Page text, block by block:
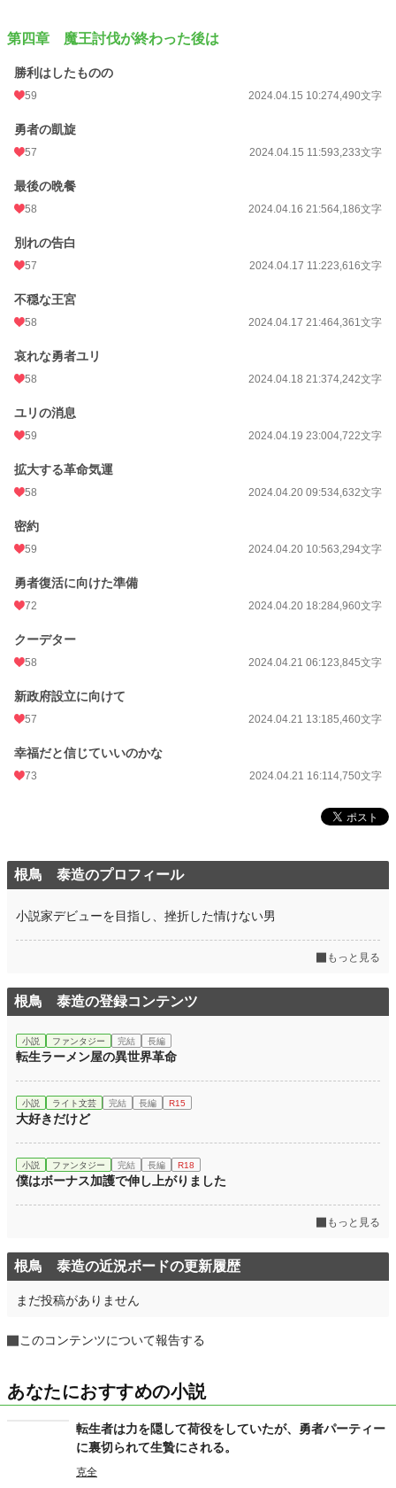
第四章 魔王討伐が終わった後は
勝利はしたものの
59 2024.04.15 10:274,490文字
勇者の凱旋
57 2024.04.15 11:593,233文字
最後の晩餐
58 2024.04.16 21:564,186文字
別れの告白
57 2024.04.17 11:223,616文字
不穏な王宮
58 2024.04.17 21:464,361文字
哀れな勇者ユリ
58 2024.04.18 21:374,242文字
ユリの消息
59 2024.04.19 23:004,722文字
拡大する革命気運
58 2024.04.20 09:534,632文字
密約
59 2024.04.20 10:563,294文字
勇者復活に向けた準備
72 2024.04.20 18:284,960文字
クーデター
58 2024.04.21 06:123,845文字
新政府設立に向けて
57 2024.04.21 13:185,460文字
幸福だと信じていいのかな
73 2024.04.21 16:114,750文字
根鳥 泰造のプロフィール
小説家デビューを目指し、挫折した情けない男
もっと見る
根鳥 泰造の登録コンテンツ
小説 ファンタジー 完結 長編
転生ラーメン屋の異世界革命
小説 ライト文芸 完結 長編 R15
大好きだけど
小説 ファンタジー 完結 長編 R18
僕はボーナス加護で伸し上がりました
もっと見る
根鳥 泰造の近況ボードの更新履歴
まだ投稿がありません
このコンテンツについて報告する
あなたにおすすめの小説
転生者は力を隠して荷役をしていたが、勇者パーティー
に裏切られて生贄にされる。
克全